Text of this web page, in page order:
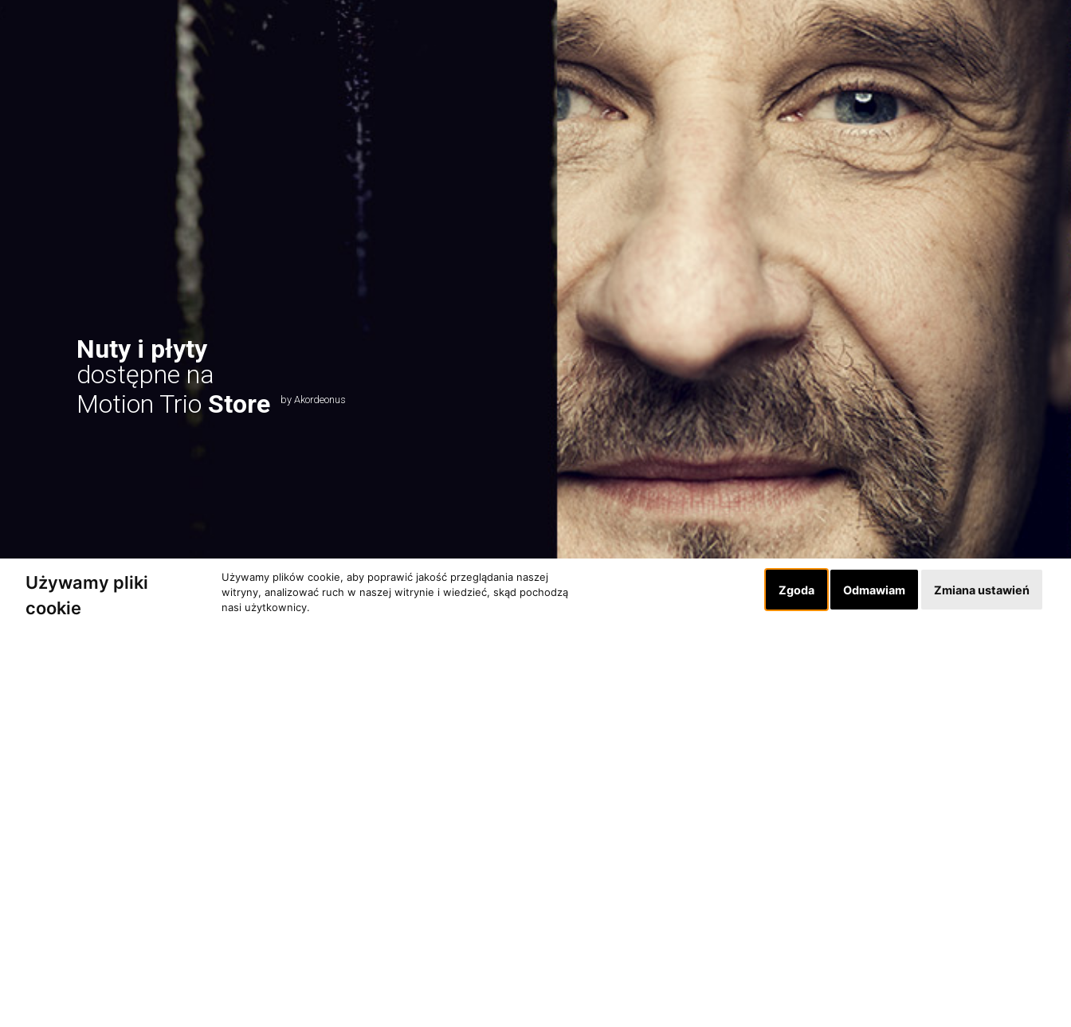
Używamy pliki
cookie
Używamy plików cookie, aby poprawić jakość przeglądania naszej
witryny, analizować ruch w naszej witrynie i wiedzieć, skąd pochodzą
nasi użytkownicy.
Zgoda Odmawiam Zmiana ustawień
Nuty i płyty
dostępne na
Motion Trio Store by Akordeonus